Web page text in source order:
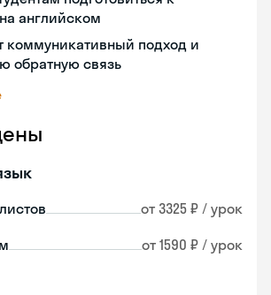
английском
коммуникативный подход и
обратную связь
от 3325 ₽ / урок
от 1590 ₽ / урок